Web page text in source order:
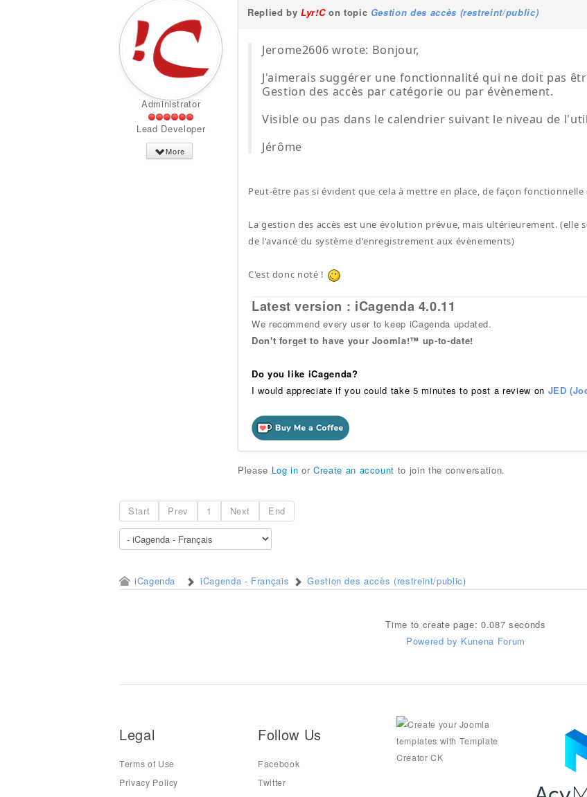
Administrator
Lead Developer
More
Replied byLyr!Con topic Gestion des accès (restreint/public)
Jerome2606 wrote: Bonjour,
J'aimerais suggérer une fonctionnalité qui ne doit pas
Gestion des accès par catégorie ou par évènement.
Visible ou pas dans le calendrier suivant le niveau de
Jérôme
Peut-être pas si évident que cela à mettre en place, de façon fonctionnelle
La gestion des accès est une évolution prévue, mais ultérieurement. (elle
de l'avancé du système d'enregistrement aux évènements)
C'est donc noté !
Latest version : iCagenda 4.0.11
We recommend every user to keep iCagenda updated.
Don't forget to have your Joomla!™ up-to-date!
Do you like iCagenda?
I would appreciate if you could take 5 minutes to post a review on JED
Please Log in orCreate an account to join the conversation.
Start Prev 1 Next End
iCagenda
iCagenda - Français Gestion des accès (restreint/public)
Time to create page: 0.087 seconds
Powered by Kunena Forum
Legal
Terms of Use
Privacy Policy
Follow Us
Facebook
Twitter